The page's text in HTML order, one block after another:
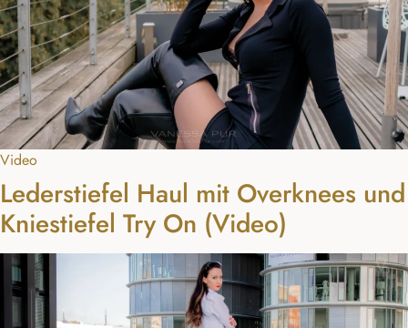
Video
Lederstiefel Haul mit Overknees und
Kniestiefel Try On (Video)